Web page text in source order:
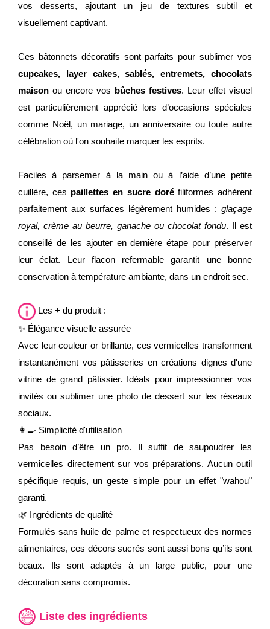
vos desserts, ajoutant un jeu de textures subtil et
visuellement captivant.
Ces bâtonnets décoratifs sont parfaits pour sublimer vos
cupcakes, layer cakes, sablés, entremets, chocolats
maison ou encore vos bûches festives. Leur effet visuel
est particulièrement apprécié lors d’occasions spéciales
comme Noël, un mariage, un anniversaire ou toute autre
célébration où l'on souhaite marquer les esprits.
Faciles à parsemer à la main ou à l’aide d’une petite
cuillère, ces paillettes en sucre doréfiliformes adhèrent
parfaitement aux surfaces légèrement humides : glaçage
royal, crème au beurre, ganache ou chocolat fondu. Il est
conseillé de les ajouter en dernière étape pour préserver
leur éclat. Leur flacon refermable garantit une bonne
conservation à température ambiante, dans un endroit sec.
Les + du produit :
✨ Élégance visuelle assurée
Avec leur couleur or brillante, ces vermicelles transforment
instantanément vos pâtisseries en créations dignes d'une
vitrine de grand pâtissier. Idéals pour impressionner vos
invités ou sublimer une photo de dessert sur les réseaux
sociaux.
👩‍🍳 Simplicité d'utilisation
Pas besoin d’être un pro. Il suffit de saupoudrer les
vermicelles directement sur vos préparations. Aucun outil
spécifique requis, un geste simple pour un effet "wahou"
garanti.
🌿 Ingrédients de qualité
Formulés sans huile de palme et respectueux des normes
alimentaires, ces décors sucrés sont aussi bons qu’ils sont
beaux. Ils sont adaptés à un large public, pour une
décoration sans compromis.
Liste des ingrédients